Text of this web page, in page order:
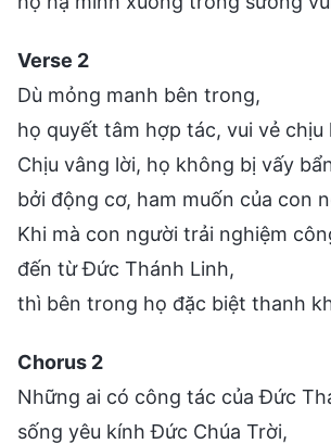
Verse 2
Dù mỏng manh bên trong,
họ quyết tâm hợp tác, vui vẻ chịu
Chịu vâng lời, họ không bị vấy
bởi động cơ, ham muốn của con
Khi mà con người trải nghiệm
đến từ Đức Thánh Linh,
thì bên trong họ đặc biệt thanh
Chorus 2
Những ai có công tác của Đức
sống yêu kính Đức Chúa Trời,